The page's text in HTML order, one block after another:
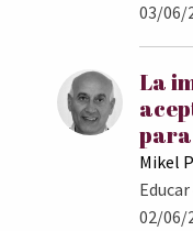
03/06/
La
Mikel
02/06/